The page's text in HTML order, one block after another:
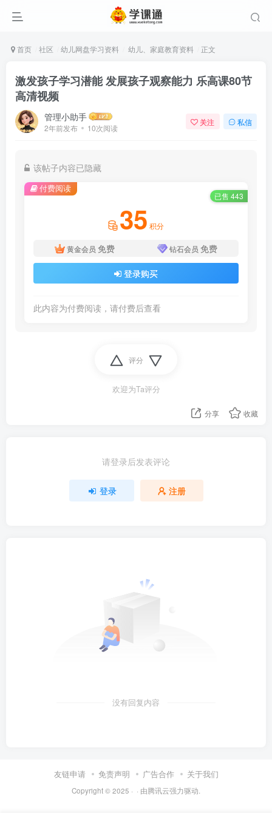
首页 社区 幼儿网盘学习资料 幼儿、家庭教育资料 正文
激发孩子学习潜能 发展孩子观察能力 乐高课80节
高清视频
管理小助手
2年前发布 10次阅读
关注 私信
该帖子内容已隐藏
付费阅读
已售 443
35 积分
黄金会员 免费 钻石会员 免费
登录购买
此内容为付费阅读，请付费后查看
评分
欢迎为Ta评分
分享 收藏
请登录后发表评论
登录 注册
没有回复内容
友链申请 免责声明 广告合作 关于我们
Copyright © 2025 · · 由腾讯云强力驱动.